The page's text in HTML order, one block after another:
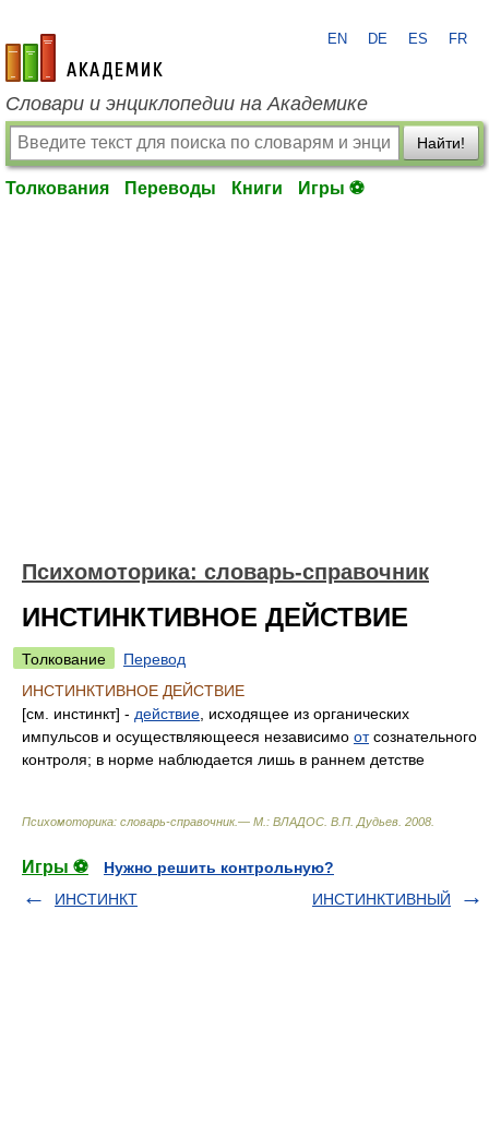
academic.ru
EN DE ES FR
Словари и энциклопедии на Академике
Найти!
Толкования Переводы Книги Игры ⚽
Психомоторика: cловарь-справочник
ИНСТИНКТИВНОЕ ДЕЙСТВИЕ
Толкование
Перевод
ИНСТИНКТИВНОЕ ДЕЙСТВИЕ
[см. инстинкт] - действие , исходящее из органических
импульсов и осуществляющееся независимо отсознательного
контроля; в норме наблюдается лишь в раннем детстве
Психомоторика: cловарь-справочник.— М.: ВЛАДОС В.П. Дудьев 2008
Игры ⚽
Нужно решить контрольную?
ИНСТИНКТ
ИНСТИНКТИВНЫЙ